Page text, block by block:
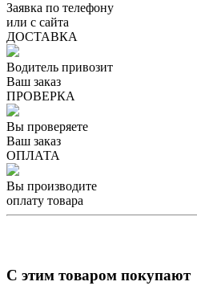
Заявка по телефону
или с сайта
ДОСТАВКА
Водитель привозит
Ваш заказ
ПРОВЕРКА
Вы проверяете
Ваш заказ
ОПЛАТА
Вы производите
оплату товара
С этим товаром покупают